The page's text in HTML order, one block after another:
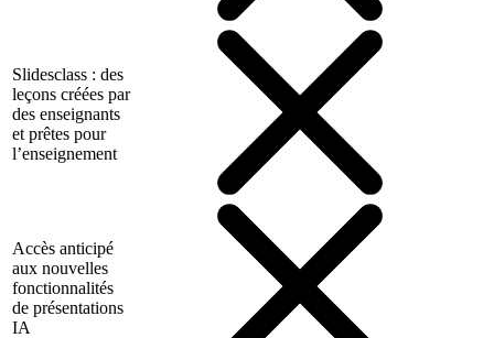
Slidesclass : des
leçons créées par
des enseignants
et prêtes pour
l’enseignement
Accès anticipé
aux nouvelles
fonctionnalités
de présentations
IA